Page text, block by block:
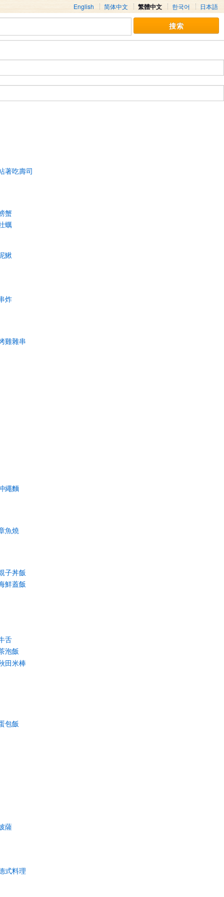
English 简体中文 繁體中文 한국어 日本語
著吃壽司
蟹
蠣
鰍
炸
雞雜串
繩麵
魚燒
子丼飯
鮮蓋飯
舌
泡飯
田米棒
包飯
薩
式料理